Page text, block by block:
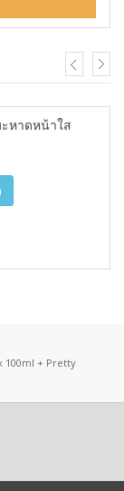
หาดหน้าใส
100ml + Pretty